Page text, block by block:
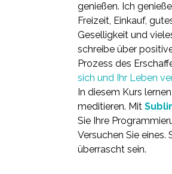
genießen. Ich
Freizeit, Einkauf,
Geselligkeit und
schreibe über
Prozess des
sich und Ihr Leben
In diesem Kurs
meditieren. Mit
Sie Ihre
Versuchen Sie eines.
überrascht sein.